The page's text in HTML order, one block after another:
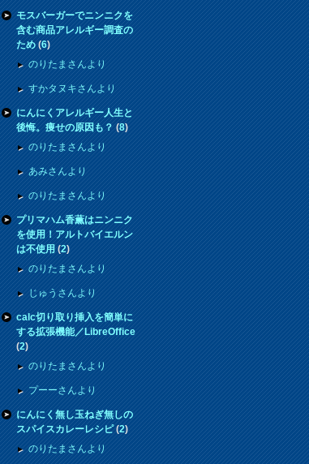
モスバーガーでニンニクを
含む商品アレルギー調査の
ため(6)
のりたまさんより
すかタヌキさんより
にんにくアレルギー人生と
後悔。痩せの原因も？(8)
のりたまさんより
あみさんより
のりたまさんより
プリマハム香薫はニンニク
を使用！アルトバイエルン
は不使用(2)
のりたまさんより
じゅうさんより
calc切り取り挿入を簡単に
する拡張機能／LibreOffice
(2)
のりたまさんより
プーーさんより
にんにく無し玉ねぎ無しの
スパイスカレーレシピ(2)
のりたまさんより